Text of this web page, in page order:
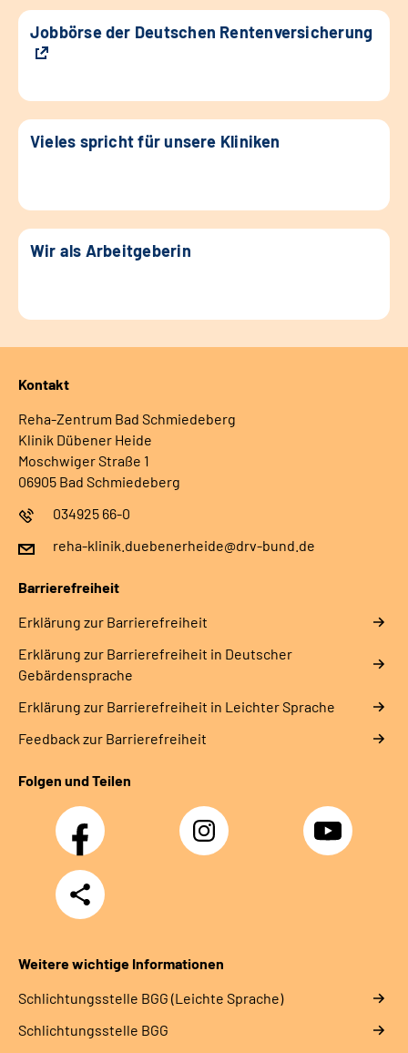
Jobbörse der Deutschen Rentenversicherung
Vieles spricht für unsere Kliniken
Wir als Arbeitgeberin
Kontakt
Reha-Zentrum Bad Schmiedeberg
Klinik Dübener Heide
Moschwiger Straße 1
06905 Bad Schmiedeberg
034925 66-0
reha-klinik.duebenerheide@drv-bund.de
Barrierefreiheit
Erklärung zur Barrierefreiheit
Erklärung zur Barrierefreiheit in Deutscher
Gebärdensprache
Erklärung zur Barrierefreiheit in Leichter Sprache
Feedback zur Barrierefreiheit
Folgen und Teilen
Facebook Instagram YouTube
Teilen
Weitere wichtige Informationen
Schlich­tungs­stel­le BGG (Leichte Sprache)
Schlich­tungs­stel­le BGG